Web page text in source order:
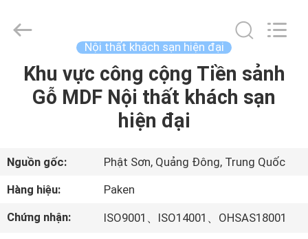
NHÀ
PHẨM
VỀ
Foshan
Paken
Nội thất khách sạn hiện đại
Khu vực công cộng Tiền sảnh
Gỗ MDF Nội thất khách sạn
hiện đại
Nguồn gốc:
Phật Sơn, Quảng Đông, Trung Quốc
Hàng hiệu:
Paken
Chứng nhận:
ISO9001、ISO14001、OHSAS18001